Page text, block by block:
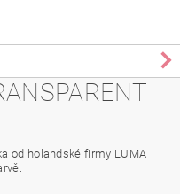
od holandské firmy LUMA